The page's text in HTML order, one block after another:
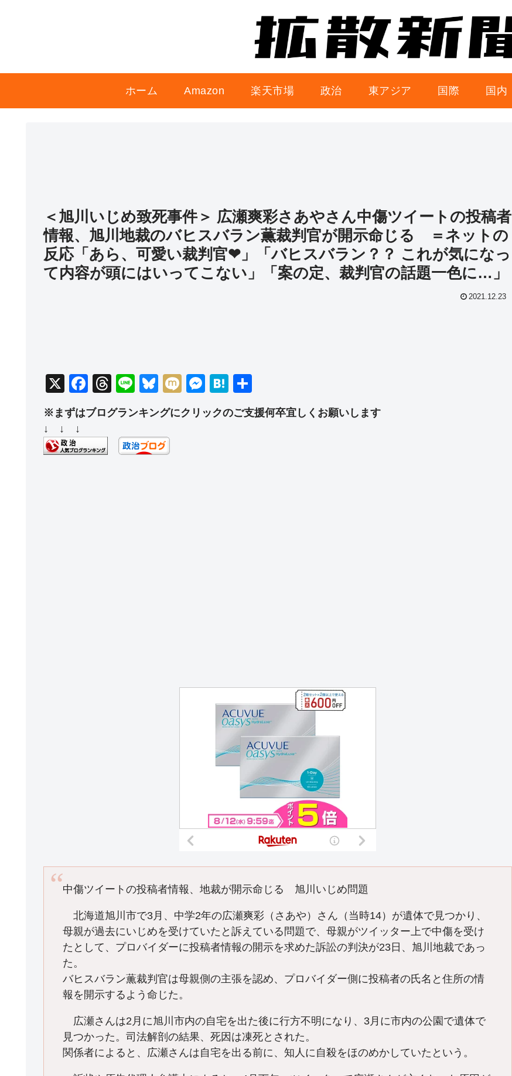
ホーム Amazon 楽天市場 政治 東アジア 国際 国内
＜旭川いじめ致死事件＞ 広瀬爽彩さあやさん中傷ツイートの投稿者
情報、旭川地裁のバヒスバラン薫裁判官が開示命じる ＝ネットの
反応「あら、可愛い裁判官❤」「バヒスバラン？？ これが気になっ
て内容が頭にはいってこない」「案の定、裁判官の話題一色に…」
2021.12.23
X
F
a
c
e
b
T
hr
e
a
d
Li
e
Bl
e
sk
y
M
M
ss
H
e
有
※まずはブログランキングにクリックのご支援何卒宜しくお願いします
↓ ↓ ↓
中傷ツイートの投稿者情報、地裁が開示命じる 旭川いじめ問題
北海道旭川市で3月、中学2年の広瀬爽彩（さあや）さん（当時14）が遺体で見つかり、
母親が過去にいじめを受けていたと訴えている問題で、母親がツイッター上で中傷を受け
たとして、プロバイダーに投稿者情報の開示を求めた訴訟の判決が23日、旭川地裁であっ
た。
バヒスバラン薫裁判官は母親側の主張を認め、プロバイダー側に投稿者の氏名と住所の情
報を開示するよう命じた。
広瀬さんは2月に旭川市内の自宅を出た後に行方不明になり、3月に市内の公園で遺体で
見つかった。司法解剖の結果、死因は凍死とされた。
関係者によると、広瀬さんは自宅を出る前に、知人に自殺をほのめかしていたという。